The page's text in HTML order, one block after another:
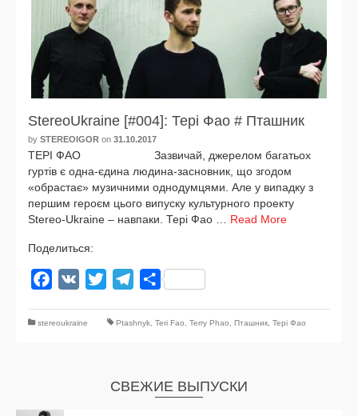
StereoUkraine [#004]: Тері Фао # Пташник
by STEREOIGOR on 31.10.2017
ТЕРІ ФАО Зазвичай, дже­ре­лом багатьох
гур­тів є одна-єдина людина-засновник, що зго­дом
«обрас­тає» музич­ни­ми одно­дум­ця­ми. Але у випад­ку з
пер­шим героєм цьо­го випус­ку куль­тур­но­го про­ек­ту
Stereo-Ukraine – нав­па­ки. Тері Фао … Read More
Поделиться:
Facebook
VK Twitter TelegramОтправить
stereoukraine Ptashnyk Teri Fao Terry Phao Пташник Тері Фао
СВЕЖИЕ ВЫПУСКИ